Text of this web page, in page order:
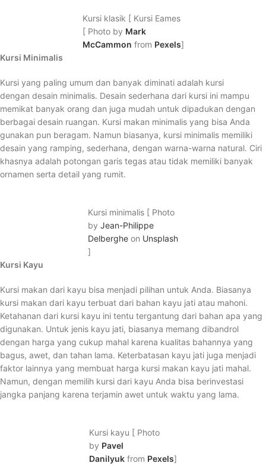
Kursi klasik [ Kursi Eames
[ Photo by Mark
McCammon from Pexels]
Kursi Minimalis
Kursi yang paling umum dan banyak diminati adalah kursi
dengan desain minimalis. Desain sederhana dari kursi ini mampu
memikat banyak orang dan juga mudah untuk dipadukan dengan
berbagai desain ruangan. Kursi makan minimalis yang bisa Anda
gunakan pun beragam. Namun biasanya, kursi minimalis memiliki
desain yang ramping, sederhana, dengan warna-warna natural. Ciri
khasnya adalah potongan garis tegas atau tidak memiliki banyak
ornamen serta detail yang rumit.
Kursi minimalis [ Photo
by Jean-Philippe
Delberghe on Unsplash
]
Kursi Kayu
Kursi makan dari kayu bisa menjadi pilihan untuk Anda. Biasanya
kursi makan dari kayu terbuat dari bahan kayu jati atau mahoni.
Ketahanan dari kursi kayu ini tentu tergantung dari bahan apa yang
digunakan. Untuk jenis kayu jati, biasanya memang dibandrol
dengan harga yang cukup mahal karena kualitas bahannya yang
bagus, awet, dan tahan lama. Keterbatasan kayu jati juga menjadi
faktor lainnya yang membuat harga kursi makan kayu jati mahal.
Namun, dengan memilih kursi dari kayu Anda bisa berinvestasi
jangka panjang karena terjamin awet untuk waktu yang lama.
Kursi kayu [ Photo
by Pavel
Danilyuk from Pexels]